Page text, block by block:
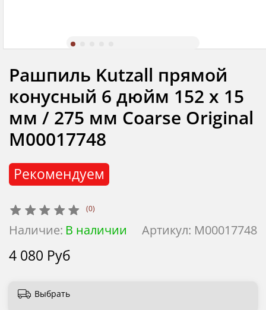
(0)
Артикул: М00017748
Наличие: В наличии
Рекомендуем
Рашпиль Kutzall прямой
конусный 6 дюйм 152 х 15
мм / 275 мм Coarse Original
М00017748
4 080 Руб
Выбрать